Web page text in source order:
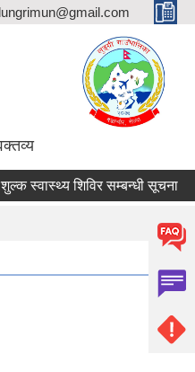
lungrimun@gmail.com
स्वास्थ्य शिविर सम्बन्धी सूचना